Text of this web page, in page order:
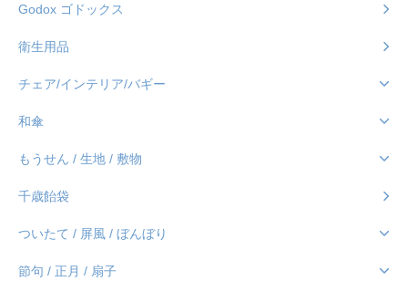
Godox ゴドックス
衛生用品
チェア/インテリア/バギー
和傘
もうせん / 生地 / 敷物
千歳飴袋
ついたて / 屏風 / ぼんぼり
節句 / 正月 / 扇子